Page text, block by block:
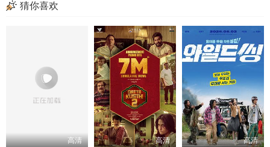
猜你喜欢
高清 高清 高清